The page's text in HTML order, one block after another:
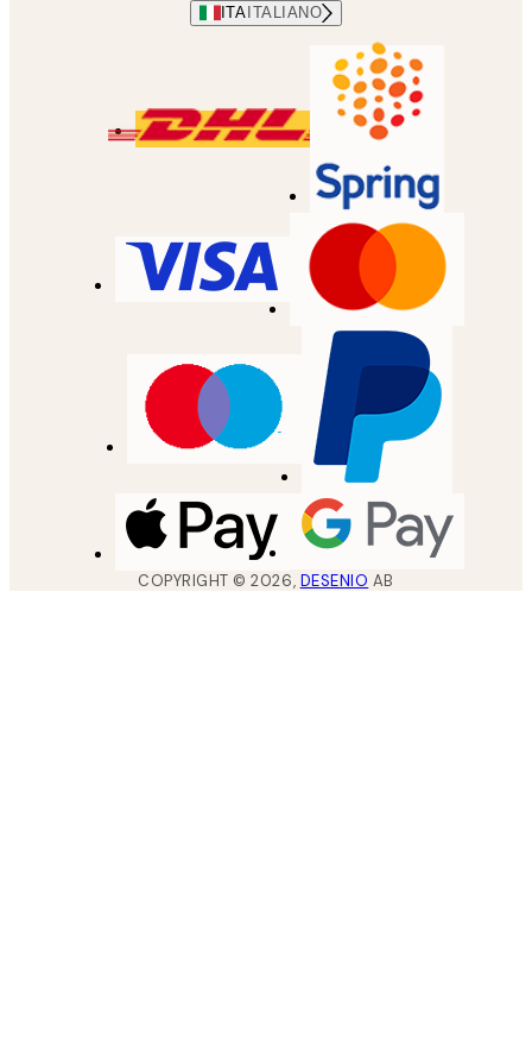
ITA ITALIANO
COPYRIGHT ©2026, DESENIO AB